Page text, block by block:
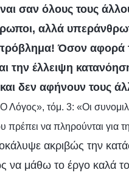
σαν όλους τους
αλλά
Όσον αφορά
την έλλειψη
δεν αφήνουν τους
Λόγος», τόμ. 3: «Οι
να πληρούνται για
ακριβώς την
να μάθω το έργο καλά